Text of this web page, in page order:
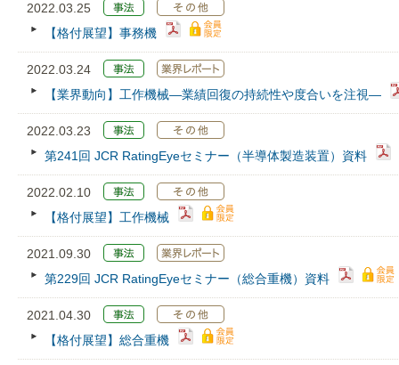
2022.03.25
【格付展望】事務機
2022.03.24
【業界動向】工作機械―業績回復の持続性や度合いを注視―
2022.03.23
第241回 JCR RatingEyeセミナー（半導体製造装置）資料
2022.02.10
【格付展望】工作機械
2021.09.30
第229回 JCR RatingEyeセミナー（総合重機）資料
2021.04.30
【格付展望】総合重機